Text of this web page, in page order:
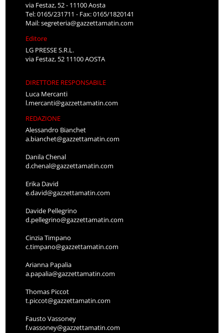
via Festaz, 52 - 11100 Aosta
Tel: 0165/231711 - Fax: 0165/1820141
Mail:segreteria@gazzettamatin.com
Editore
LG PRESSE S.R.L.
via Festaz, 52 11100 AOSTA
DIRETTORE RESPONSABILE
Luca Mercanti
l.mercanti@gazzettamatin.com
REDAZIONE
Alessandro Bianchet
a.bianchet@gazzettamatin.com
Danila Chenal
d.chenal@gazzettamatin.com
Erika David
e.david@gazzettamatin.com
Davide Pellegrino
d.pellegrino@gazzettamatin.com
Cinzia Timpano
c.timpano@gazzettamatin.com
Arianna Papalia
a.papalia@gazzettamatin.com
Thomas Piccot
t.piccot@gazzettamatin.com
Fausto Vassoney
f.vassoney@gazzettamatin.com